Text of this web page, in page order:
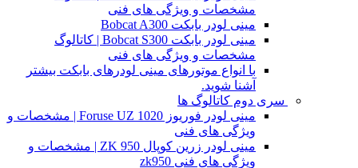
مشخصات و ویژگی های فنی
مینی لودر بابکت Bobcat A300
مینی لودر بابکت Bobcat S300 | کاتالوگ
مشخصات و ویژگی های فنی
با انواع موتورهای مینی لودرهای بابکت بیشتر
آشنا شوید.
سری دوم کاتالوگ ها
مینی لودر فوریوز Foruse UZ 1020 | مشخصات و
ویژگی های فنی
مینی لودر زرین کوپال ZK 950 | مشخصات و
ویژگی های فنی zk950